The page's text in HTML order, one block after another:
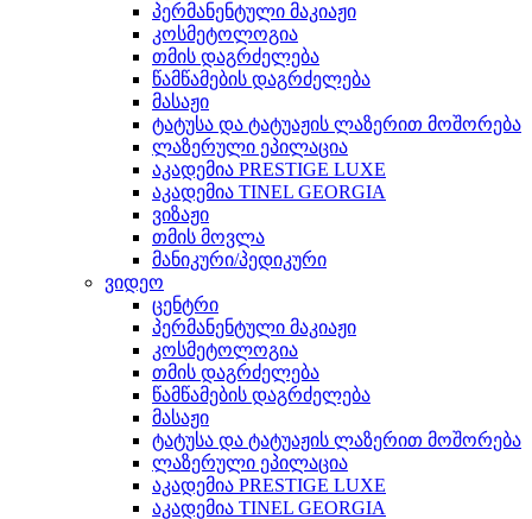
პერმანენტული მაკიაჟი
კოსმეტოლოგია
თმის დაგრძელება
წამწამების დაგრძელება
მასაჟი
ტატუსა და ტატუაჟის ლაზერით მოშორება
ლაზერული ეპილაცია
აკადემია PRESTIGE LUXE
აკადემია TINEL GEORGIA
ვიზაჟი
თმის მოვლა
მანიკური/პედიკური
ვიდეო
ცენტრი
პერმანენტული მაკიაჟი
კოსმეტოლოგია
თმის დაგრძელება
წამწამების დაგრძელება
მასაჟი
ტატუსა და ტატუაჟის ლაზერით მოშორება
ლაზერული ეპილაცია
აკადემია PRESTIGE LUXE
აკადემია TINEL GEORGIA